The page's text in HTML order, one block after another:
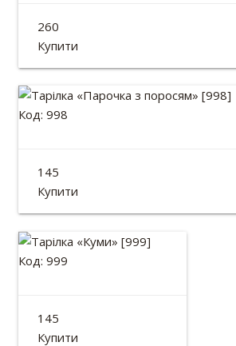
Довжина: 18см
260
Купити
Код: 998
Діаметр: 13см
145
Купити
Код: 999
Діаметр: 13см
145
Купити